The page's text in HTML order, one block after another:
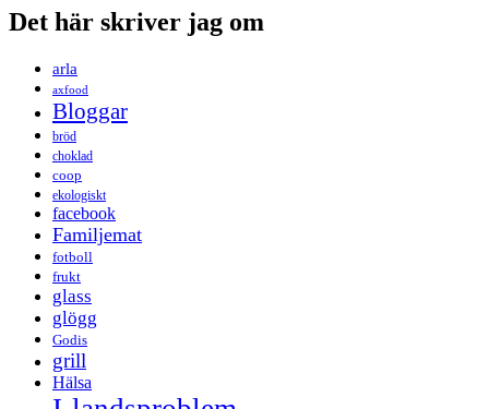
Det här skriver jag om
arla
axfood
Bloggar
bröd
choklad
coop
ekologiskt
facebook
Familjemat
fotboll
frukt
glass
glögg
Godis
grill
Hälsa